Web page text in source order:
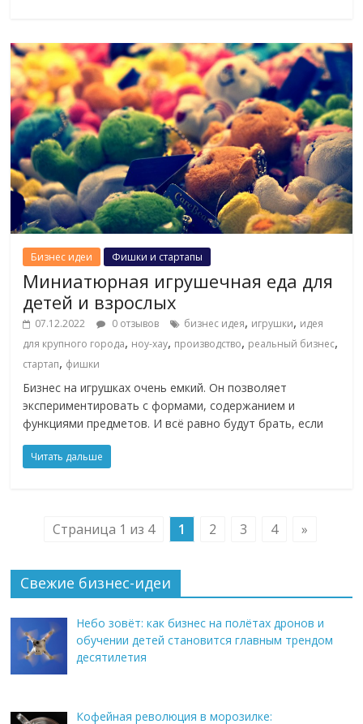
Бизнес идеи Фишки и стартапы
Миниатюрная игрушечная еда для
детей и взрослых
07.12.2022 0 отзывов бизнес идея, игрушки, идея
для крупного города, ноу-хау, производство, реальный бизнес,
стартап, фишки
Бизнес на игрушках очень емкий. Он позволяет
экспериментировать с формами, содержанием и
функциями предметов. И всё равно будут брать, если
Читать дальше
Страница 1 из 4 1 2 3 4 »
Свежие бизнес-идеи
Небо зовёт: как бизнес на полётах дронов и
обучении детей становится главным трендом
десятилетия
Кофейная революция в морозилке: